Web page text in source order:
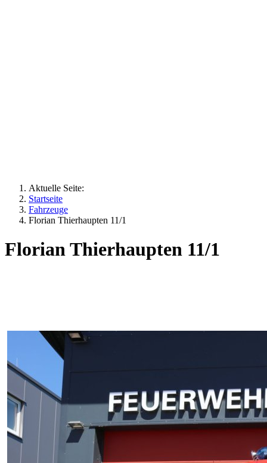
Aktuelle Seite:
Startseite
Fahrzeuge
Florian Thierhaupten 11/1
Florian Thierhaupten 11/1